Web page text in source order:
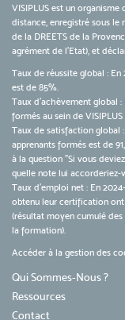
VISIPLUS est un
distance, enregistré sous le
de la DREETS de la
agrément de l’Etat), et
Taux de réussite global :
est de 85%.
Taux d’achèvement global
formés au sein de
Taux de satisfaction global
apprenants formés est de
à la question "Si vous
quelle note lui accorderiez-
Taux d’emploi net : En
obtenu leur certification
(résultat moyen cumulé des
la formation).
Accéder à la gestion des
Qui Sommes-Nous ?
Ressources
Contact